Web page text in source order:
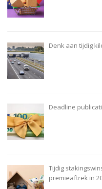
Denk aan tijdig
Deadline
Tijdig
premieaftrek in